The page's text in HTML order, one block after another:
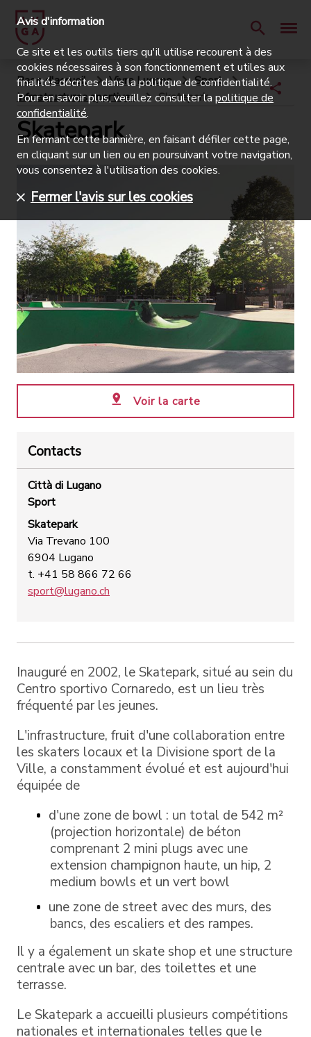
Page d'accueil Vivre Lugano
Sport
Infrastructures sportives
Skatepark
Skatepark
Voir la carte
Contacts
Città di Lugano
Sport
Skatepark
Via Trevano 100
6904 Lugano
t. +41 58 866 72 66
sport@lugano.ch
Inauguré en 2002, le Skatepark, situé au sein du
Centro sportivo Cornaredo, est un lieu très
fréquenté par les jeunes.
L'infrastructure, fruit d'une collaboration entre
les skaters locaux et la Divisione sport de la
Ville, a constamment évolué et est aujourd'hui
équipée de
d'une zone de bowl : un total de 542 m²
(projection horizontale) de béton
comprenant 2 mini plugs avec une
extension champignon haute, un hip, 2
medium bowls et un vert bowl
une zone de street avec des murs, des
bancs, des escaliers et des rampes.
Il y a également un skate shop et une structure
centrale avec un bar, des toilettes et une
terrasse.
Le Skatepark a accueilli plusieurs compétitions
nationales et internationales telles que le
Avis d'information
Ce site et les outils tiers qu'il utilise recourent à des
cookies nécessaires à son fonctionnement et utiles aux
finalités décrites dans la politique de confidentialité.
Pour en savoir plus, veuillez consulter la politique de
confidentialité.
En fermant cette bannière, en faisant défiler cette page,
en cliquant sur un lien ou en poursuivant votre navigation,
vous consentez à l'utilisation des cookies.
Fermer l'avis sur les cookies